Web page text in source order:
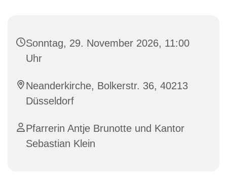
Sonntag, 29. November 2026, 11:00
Uhr
Neanderkirche, Bolkerstr. 36, 40213
Düsseldorf
Pfarrerin Antje Brunotte und Kantor
Sebastian Klein